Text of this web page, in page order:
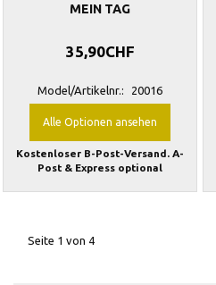
MEIN TAG
35,90CHF
Model/Artikelnr.: 20016
Alle Optionen ansehen
Kostenloser B-Post-Versand. A-
Post & Express optional
Seite 1 von 4